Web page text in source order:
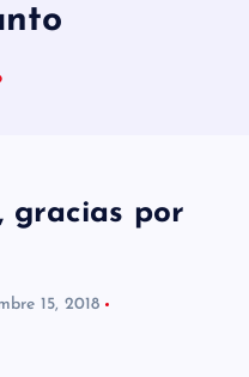
gracias por
15, 2018